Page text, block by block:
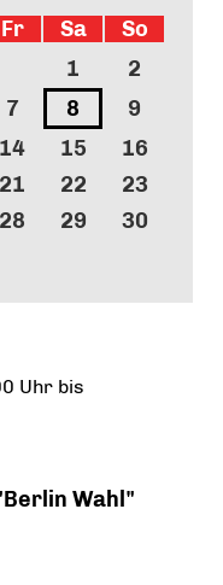
Fr Sa
So
1
2
7 8
9
14 15
16
21 22
23
28 29
30
Uhr bis
Wahl"